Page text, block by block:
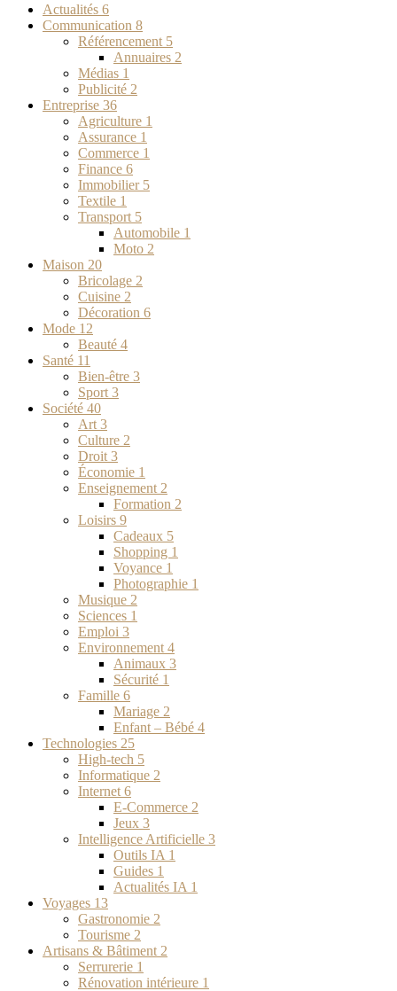
Actualités 6
Communication 8
Référencement 5
Annuaires 2
Médias 1
Publicité 2
Entreprise 36
Agriculture 1
Assurance 1
Commerce 1
Finance 6
Immobilier 5
Textile 1
Transport 5
Automobile 1
Moto 2
Maison 20
Bricolage 2
Cuisine 2
Décoration 6
Mode 12
Beauté 4
Santé 11
Bien-être 3
Sport 3
Société 40
Art 3
Culture 2
Droit 3
Économie 1
Enseignement 2
Formation 2
Loisirs 9
Cadeaux 5
Shopping 1
Voyance 1
Photographie 1
Musique 2
Sciences 1
Emploi 3
Environnement 4
Animaux 3
Sécurité 1
Famille 6
Mariage 2
Enfant – Bébé 4
Technologies 25
High-tech 5
Informatique 2
Internet 6
E-Commerce 2
Jeux 3
Intelligence Artificielle 3
Outils IA 1
Guides 1
Actualités IA 1
Voyages 13
Gastronomie 2
Tourisme 2
Artisans & Bâtiment 2
Serrurerie 1
Rénovation intérieure 1